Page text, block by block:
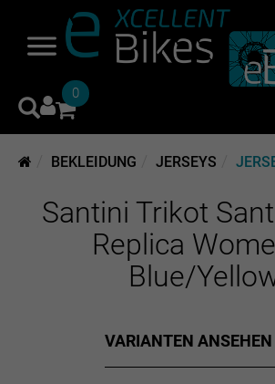
0
BEKLEIDUNG JERSEYS
Santini Trikot
Replica
Blue/
VARIANTEN ANSEHEN